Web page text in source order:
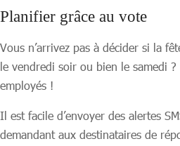
Planifier grâce au vote
Vous n’arrivez pas à décider si la
le vendredi soir ou bien le samedi
employés !
Il est facile d’envoyer des alertes
demandant aux destinataires de